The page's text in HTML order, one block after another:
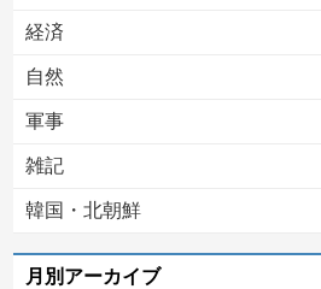
経済
自然
軍事
雑記
韓国・北朝鮮
月別アーカイブ